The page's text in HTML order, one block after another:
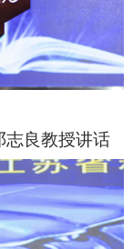
志良教授讲话